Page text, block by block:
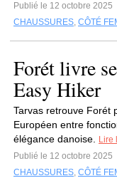
Publié le 12 octobre 2025
CHAUSSURES, CÔTÉ
Forét livre
Easy Hiker
Tarvas retrouve Forét
Européen entre
élégance danoise.
Lire
Publié le 12 octobre 2025
CHAUSSURES, CÔTÉ